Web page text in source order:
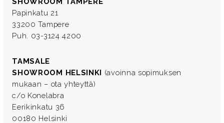
Papinkatu 21
33200 Tampere
Puh. 03-3124 4200
TAMSALE
SHOWROOM HELSINKI (avoinna sopimuksen
mukaan – ota yhteyttä)
c/o Konelabra
Eerikinkatu 36
00180 Helsinki